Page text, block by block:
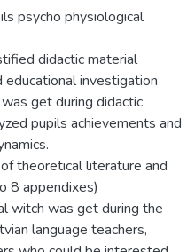
psycho physiological
didactic material
investigation
get during didactic
pupils achievements and
theoretical literature and
8 appendixes)
witch was get during the
language teachers,